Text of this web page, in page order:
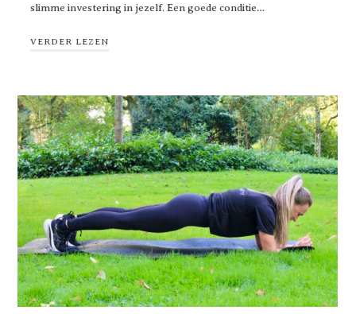
slimme investering in jezelf. Een goede conditie…
VERDER LEZEN